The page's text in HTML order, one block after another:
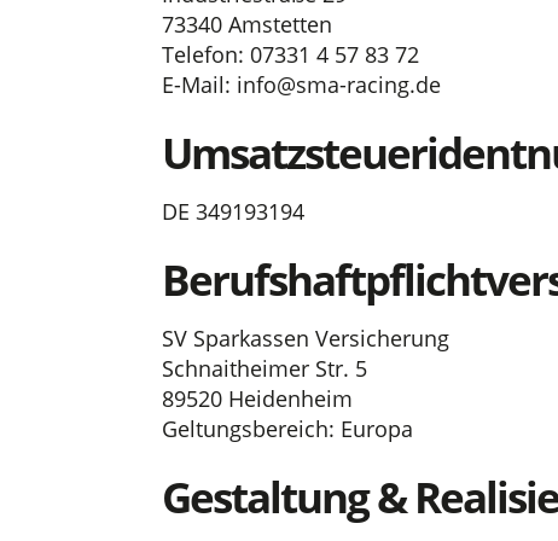
73340 Amstetten
Telefon: 07331 4 57 83 72
E-Mail: info@sma-racing.de
DE 349193194
SV Sparkassen Versicherung
Schnaitheimer Str. 5
89520 Heidenheim
Geltungsbereich: Europa
Gestaltung &